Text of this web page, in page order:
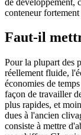
conteneur
Faut-il
Pour la plupart des
réellement fluide,
économies de
façon de travailler
plus rapides, et
dues à l'ancien
consiste à mettre